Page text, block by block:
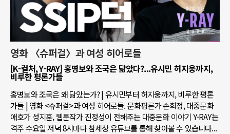
영화 〈슈퍼걸〉과 여성 히어로들
[K-컬처, Y-RAY] 홍명보와 조국은 닮았다?...유시민 허지웅까지,
비루한 평론가들
홍명보와 조국은 왜 닮았는가? | 유시민부터 허지웅까지, 비루한 평론
가들 | 영화 <슈퍼걸>과 여성 히어로들. 문화평론가 손희정, 대중문화
애호가 성지훈, 웹툰작가 진정성이 전해주는 대중문화 이야기 Y-RAY는
격주 수요일 저녁 8시마다 참세상 유튜브를 통해 찾아볼 수 있습니다...